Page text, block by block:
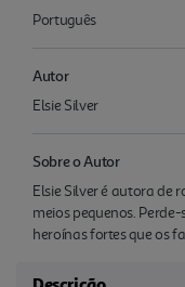
Português
Autor
Elsie Silver
Sobre o Autor
Elsie Silver é autora de
meios pequenos.
heroínas fortes que os